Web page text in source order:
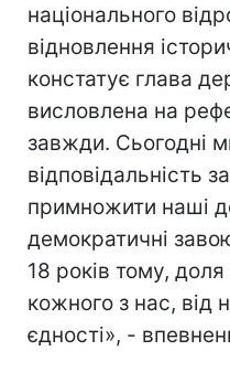
національного
відновлення
констатує глава
висловлена на
завжди. Сьогодні
відповідальність
примножити наші
демократичні
18 років тому,
кожного з нас, від
єдності», -